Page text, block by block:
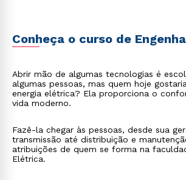
Conheça o curso de
Abrir mão de algumas tecnologias é
algumas pessoas, mas quem hoje
energia elétrica? Ela proporciona o
vida moderno.
Fazê-la chegar às pessoas, desde sua
transmissão até distribuição e
atribuições de quem se forma na
Elétrica.